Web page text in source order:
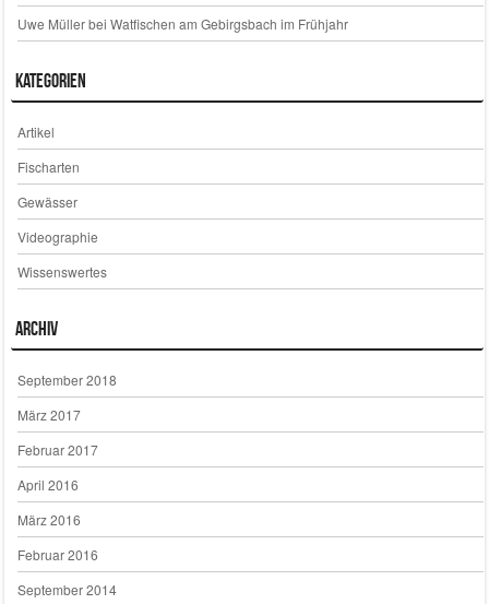
Uwe Müllerbei Watfischen am Gebirgsbach im Frühjahr
Kategorien
Artikel
Fischarten
Gewässer
Videographie
Wissenswertes
Archiv
September 2018
März 2017
Februar 2017
April 2016
März 2016
Februar 2016
September 2014